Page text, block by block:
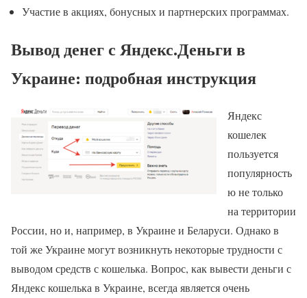
Участие в акциях, бонусных и партнерских программах.
Вывод денег с Яндекс.Деньги в
Украине: подробная инструкция
Яндекс
кошелек
пользуется
популярность
ю не только
на территории
России, но и, например, в Украине и Беларуси. Однако в
той же Украине могут возникнуть некоторые трудности с
выводом средств с кошелька. Вопрос, как вывести деньги с
Яндекс кошелька в Украине, всегда является очень